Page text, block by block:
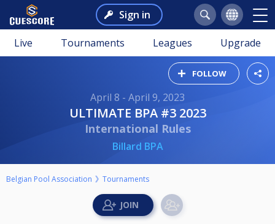
Sign in
Live Tournaments Leagues Upgrade
FOLLOW
April 8 - April 9, 2023
ULTIMATE BPA #3 2023
International Rules
Billard BPA
Belgian Pool Association Tournaments